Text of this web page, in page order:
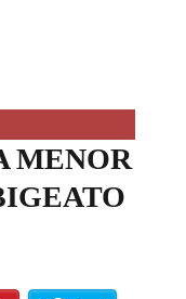
MENOR